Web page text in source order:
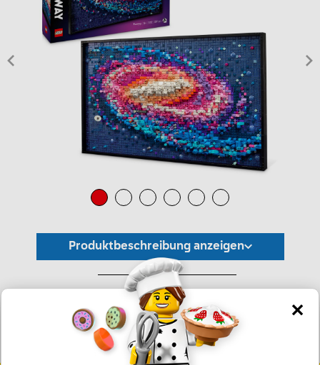
Produktbeschreibung anzeigen
*Unverbindliche Preisempfehlung -
Die Preisgestaltung liegt im alleinigen Ermessen des Händlers